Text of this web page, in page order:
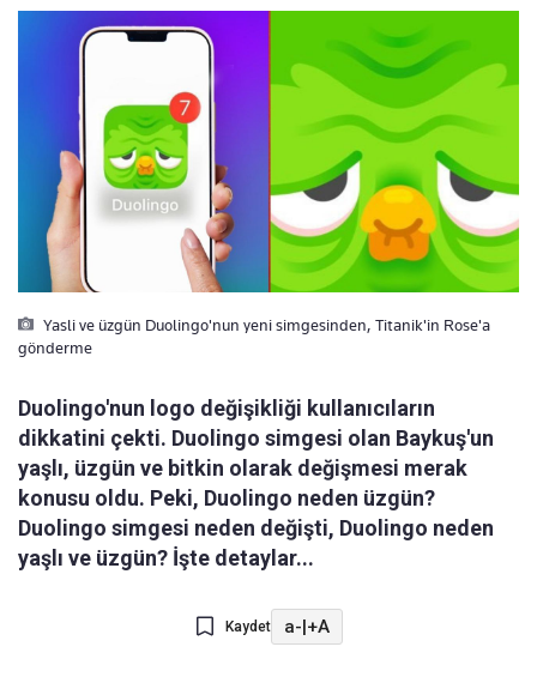
Yasli ve üzgün Duolingo'nun yeni simgesinden, Titanik'in Rose'a
gönderme
Duolingo'nun logo değişikliği kullanıcıların
dikkatini çekti. Duolingo simgesi olan Baykuş'un
yaşlı, üzgün ve bitkin olarak değişmesi merak
konusu oldu. Peki, Duolingo neden üzgün?
Duolingo simgesi neden değişti, Duolingo neden
yaşlı ve üzgün? İşte detaylar...
Kaydet a-|+A